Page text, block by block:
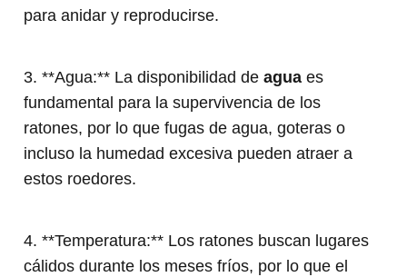
para anidar y reproducirse.
3. **Agua:** La disponibilidad de agua es
fundamental para la supervivencia de los
ratones, por lo que fugas de agua, goteras o
incluso la humedad excesiva pueden atraer a
estos roedores.
4. **Temperatura:** Los ratones buscan lugares
cálidos durante los meses fríos, por lo que el